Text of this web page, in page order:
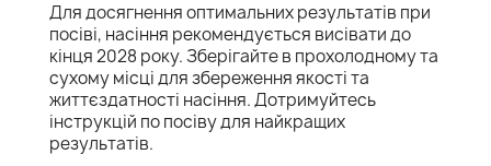
Для досягнення оптимальних результатів при
посіві, насіння рекомендується висівати до
кінця 2028 року. Зберігайте в прохолодному та
сухому місці для збереження якості та
життєздатності насіння. Дотримуйтесь
інструкцій по посіву для найкращих
результатів.